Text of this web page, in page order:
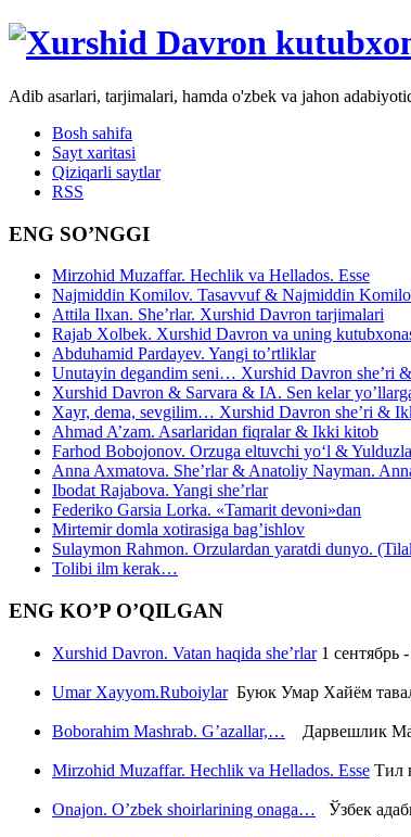
Adib asarlari, tarjimalari, hamda o'zbek va jahon
Bosh sahifa
Sayt xaritasi
Qiziqarli saytlar
RSS
ENG SO’NGGI
Mirzohid Muzaffar. Hechlik va Hellados. Esse
Najmiddin Komilov. Tasavvuf & Najmiddin
Attila Ilxan. She’rlar. Xurshid Davron tarjimalari
Rajab Xolbek. Xurshid Davron va uning
Abduhamid Pardayev. Yangi to’rtliklar
Unutayin degandim seni… Xurshid Davron she’ri &
Xurshid Davron & Sarvara & IA. Sen kelar
Xayr, dema, sevgilim… Xurshid Davron she’ri &
Ahmad A’zam. Asarlaridan fiqralar & Ikki kitob
Farhod Bobojonov. Orzuga eltuvchi yo‘l &
Anna Axmatova. She’rlar & Anatoliy Nayman.
Ibodat Rajabova. Yangi she’rlar
Federiko Garsia Lorka. «Tamarit devoni»dan
Mirtemir domla xotirasiga bag’ishlov
Sulaymon Rahmon. Orzulardan yaratdi dunyo.
Tolibi ilm kerak…
ENG KO’P O’QILGAN
Xurshid Davron. Vatan haqida she’rlar1 сентябрь
Umar Xayyom.RuboiylarБуюк Умар Хайём
Boborahim Mashrab. G’azallar,… Дарвешлик
Mirzohid Muzaffar. Hechlik va Hellados. Esse Тил
Onajon. O’zbek shoirlarining onaga… Ўзбек